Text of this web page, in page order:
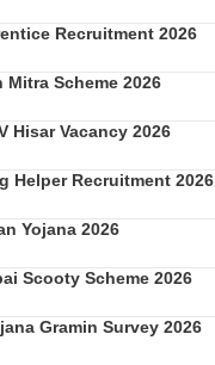
Recruitment 2026
Mitra Scheme 2026
Hisar Vacancy 2026
Helper Recruitment 2026
Yojana 2026
Scooty Scheme 2026
Gramin Survey 2026